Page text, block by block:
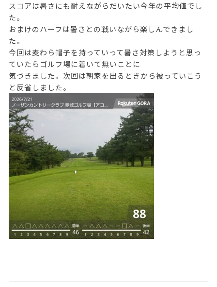
スコアは暑さにも耐えながらだいたい今年の平均値でし
た。
おまけのハーフは暑さとの戦いながら楽しんできまし
た。
今回は麦わら帽子を持っていって暑さ対策しようと思っ
ていたらゴルフ場に着いて無いことに
気づきました。次回は朝家を出るときから被っていこう
と反省しました。